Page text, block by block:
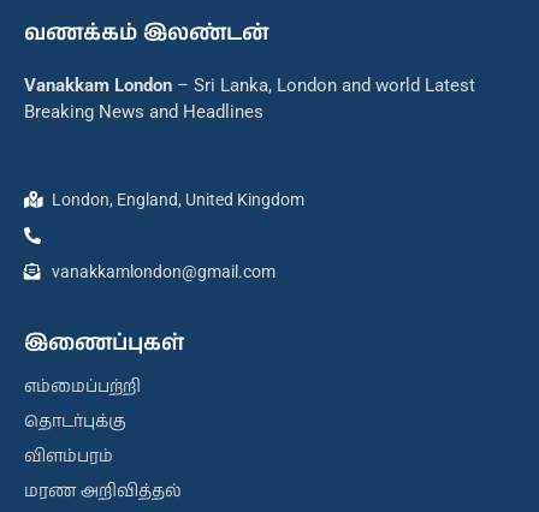
வணக்கம் இலண்டன்
Vanakkam London – Sri Lanka, London and world Latest
Breaking News and Headlines
London, England, United Kingdom
vanakkamlondon@gmail.com
இணைப்புகள்
எம்மைப்பற்றி
தொடர்புக்கு
விளம்பரம்
மரண அறிவித்தல்